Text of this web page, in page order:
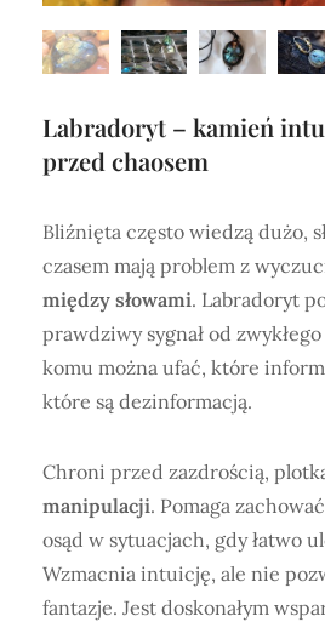
Labradoryt – kamień
przed chaosem
Bliźnięta często wiedzą dużo,
czasem mają problem z
między słowami. Labradoryt
prawdziwy sygnał od
komu można ufać, które
które są dezinformacją.
Chroni przed zazdrością,
manipulacji. Pomaga
osąd w sytuacjach, gdy łatwo
Wzmacnia intuicję, ale nie
fantazje. Jest doskonałym